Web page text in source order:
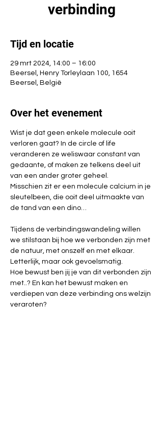
verbinding
Tijd en locatie
29 mrt 2024, 14:00 – 16:00
Beersel, Henry Torleylaan 100, 1654
Beersel, België
Over het evenement
Wist je dat geen enkele molecule ooit
verloren gaat? In de circle of life
veranderen ze weliswaar constant van
gedaante, of maken ze telkens deel uit
van een ander groter geheel.
Misschien zit er een molecule calcium in je
sleutelbeen, die ooit deel uitmaakte van
de tand van een dino…
Tijdens de verbindingswandeling willen
we stilstaan bij hoe we verbonden zijn met
de natuur, met onszelf en met elkaar.
Letterlijk, maar ook gevoelsmatig.
Hoe bewust ben jij je van dit verbonden zijn
met..? En kan het bewust maken en
verdiepen van deze verbinding ons welzijn
vergroten?